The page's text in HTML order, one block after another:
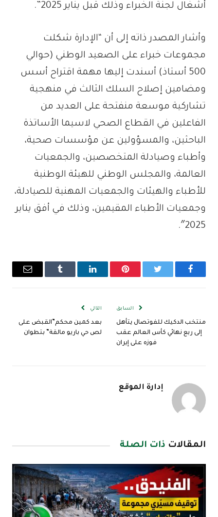
أشغال لجنة الخبراء وذلك قبل يناير 2025”.
وأشار المصدر ذاته إلى أن “الإدارة شكلت
مجموعات خبراء على الصعيد الوطني (حوالي
500 أستاذ) أسندت إليها مهمة اقتراح أسس
ومضامين إصلاح السلك الثالث في منهجية
تشاركية موسعة منفتحة على العديد من
الفاعلين في القطاع الصحي لاسيما الأساتذة
الباحثين، والمسؤولين عن مؤسسات صحية،
وأطباء وصيادلة المتخصصين، والجمعيات
العالمة، والمجلس الوطني للهيئة الوطنية
للأطباء والهيئات والجمعيات المهنية للصيادلة،
وجمعيات الأطباء المقيمين، وذلك في أفق يناير
2025″.
فيسبوك تويتر بينتيريستلينكدإن Tumblr
البريد
السابق
منتخب الدكيك للفوتصال يتأهل
إلى ربع نهائي كأس العالم عقب
فوزه على إيران
التالي
بعد كمين محكم”القبض على
لص حي باريو مالقة” بتطوان
إدارة الموقع
المقالات ذات الصلة